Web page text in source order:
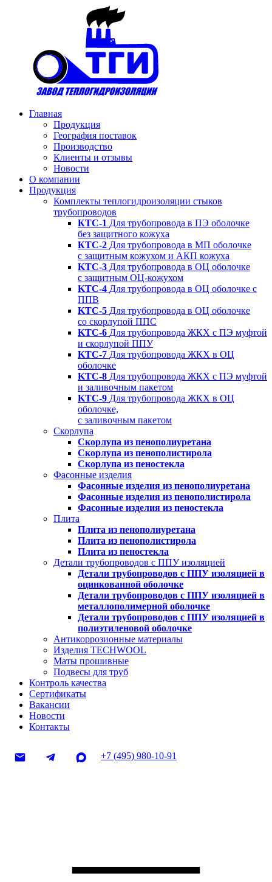
Главная
Продукция
География поставок
Производство
Клиенты и отзывы
Новости
О компании
Продукция
Комплекты теплогидроизоляции стыков
трубопроводов
КТС-1 Для трубопровода в ПЭ оболочке
без защитного кожуха
КТС-2 Для трубопровода в МП оболочке
с защитным кожухом и АКП кожуха
KTC-3 Для трубопровода в ОЦ оболочке
с защитным ОЦ-кожухом
KTC-4 Для трубопровода в ОЦ оболочке с
ППВ
KTC-5 Для трубопровода в ОЦ оболочке
со скорлупой ППС
KTC-6 Для трубопровода ЖКХ с ПЭ муфтой
и скорлупой ППУ
KTC-7 Для трубопровода ЖКХ в ОЦ
оболочке
KTC-8 Для трубопровода ЖКХ с ПЭ муфтой
и заливочным пакетом
KTC-9 Для трубопровода ЖКХ в ОЦ
оболочке,
с заливочным пакетом
Скорлупа
Скорлупа из пенополиуретана
Скорлупа из пенополистирола
Скорлупа из пеностекла
Фасонные изделия
Фасонные изделия из пенополиуретана
Фасонные изделия из пенополистирола
Фасонные изделия из пеностекла
Плита
Плита из пенополиуретана
Плита из пенополистирола
Плита из пеностекла
Детали трубопроводов с ППУ изоляцией
Детали трубопроводов с ППУ изоляцией в
оцинкованной оболочке
Детали трубопроводов с ППУ изоляцией в
металлополимерной оболочке
Детали трубопроводов с ППУ изоляцией в
полиэтиленовой оболочке
Антикоррозионные материалы
Изделия TECHWOOL
Маты прошивные
Подвесы для труб
Контроль качества
Сертификаты
Вакансии
Новости
Контакты
+7 (495) 980-10-91